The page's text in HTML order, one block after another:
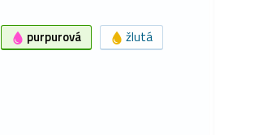
purpurová žlutá